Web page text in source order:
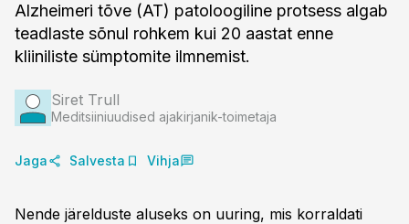
Alzheimeri tõve (AT) patoloogiline protsess algab
teadlaste sõnul rohkem kui 20 aastat enne
kliiniliste sümptomite ilmnemist.
Siret Trull
Meditsiiniuudised ajakirjanik-toimetaja
Jaga Salvesta Vihja
Nende järelduste aluseks on uuring, mis korraldati